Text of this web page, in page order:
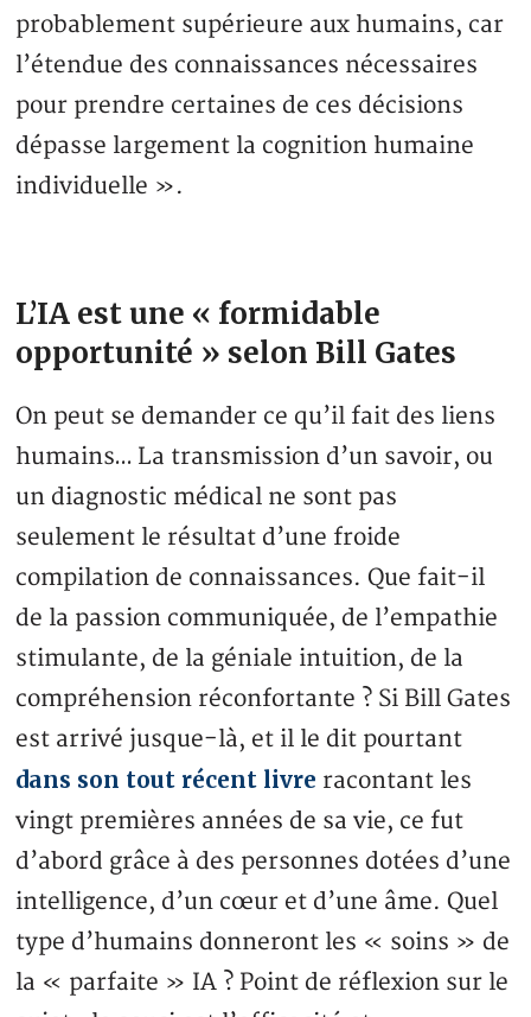
probablement supérieure aux humains, car
l’étendue des connaissances nécessaires
pour prendre certaines de ces décisions
dépasse largement la cognition humaine
individuelle ».
L’IA est une « formidable
opportunité » selon Bill Gates
On peut se demander ce qu’il fait des liens
humains… La transmission d’un savoir, ou
un diagnostic médical ne sont pas
seulement le résultat d’une froide
compilation de connaissances. Que fait-il
de la passion communiquée, de l’empathie
stimulante, de la géniale intuition, de la
compréhension réconfortante ? Si Bill Gates
est arrivé jusque-là, et il le dit pourtant
dans son tout récent livre racontant les
vingt premières années de sa vie, ce fut
d’abord grâce à des personnes dotées d’une
intelligence, d’un cœur et d’une âme. Quel
type d’humains donneront les « soins » de
la « parfaite » IA ? Point de réflexion sur le